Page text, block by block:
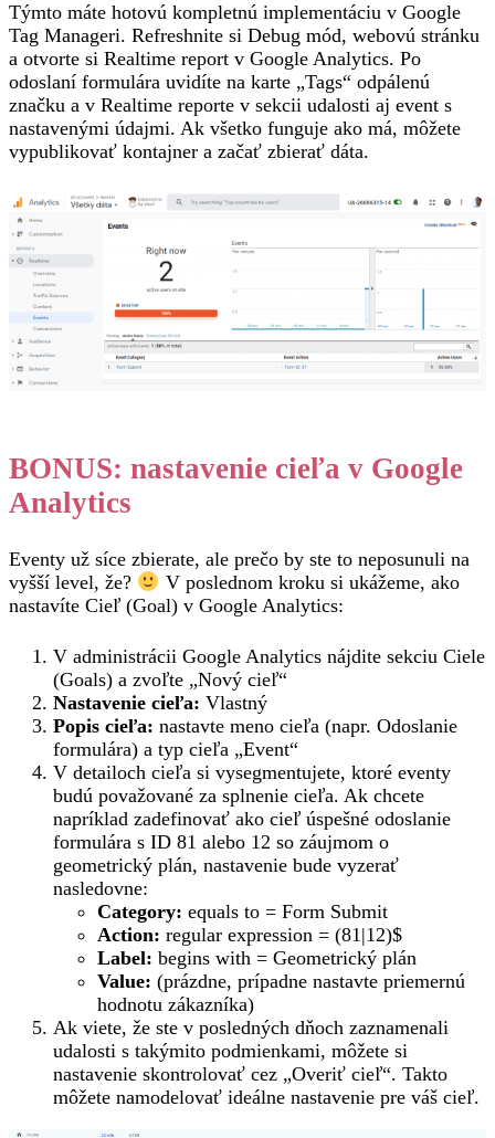
Týmto máte hotovú kompletnú implementáciu v Google
Tag Manageri. Refreshnite si Debug mód, webovú stránku
a otvorte si Realtime report v Google Analytics. Po
odoslaní formulára uvidíte na karte „Tags“ odpálenú
značku a v Realtime reporte v sekcii udalosti aj event s
nastavenými údajmi. Ak všetko funguje ako má, môžete
vypublikovať kontajner a začať zbierať dáta.
BONUS: nastavenie cieľa v Google
Analytics
Eventy už síce zbierate, ale prečo by ste to neposunuli na
vyšší level, že?
V poslednom kroku si ukážeme, ako
nastavíte Cieľ (Goal) v Google Analytics:
V administrácii Google Analytics nájdite sekciu Ciele
(Goals) a zvoľte „Nový cieľ“
Nastavenie cieľa: Vlastný
Popis cieľa: nastavte meno cieľa (napr. Odoslanie
formulára) a typ cieľa „Event“
V detailoch cieľa si vysegmentujete, ktoré eventy
budú považované za splnenie cieľa. Ak chcete
napríklad zadefinovať ako cieľ úspešné odoslanie
formulára s ID 81 alebo 12 so záujmom o
geometrický plán, nastavenie bude vyzerať
nasledovne:
Category: equals to = Form Submit
Action: regular expression = (81|12)$
Label: begins with = Geometrický plán
Value: (prázdne, prípadne nastavte priemernú
hodnotu zákazníka)
Ak viete, že ste v posledných dňoch zaznamenali
udalosti s takýmito podmienkami, môžete si
nastavenie skontrolovať cez „Overiť cieľ“. Takto
môžete namodelovať ideálne nastavenie pre váš cieľ.